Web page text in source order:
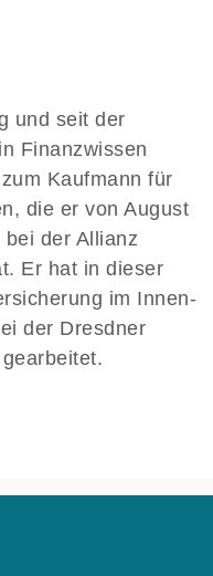
und seit der
Finanzwissen
Kaufmann für
die er von August
der Allianz
Er hat in dieser
im Innen-
der Dresdner